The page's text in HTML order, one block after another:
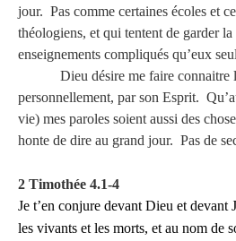
jour. Pas comme certaines écoles et
théologiens, et qui tentent de garder
enseignements compliqués qu’eux
Dieu désire me faire connaitre
personnellement, par son Esprit.
vie) mes paroles soient aussi des
honte de dire au grand jour. Pas de
2 Timothée 4.1-4
Je t’en conjure devant Dieu et devant
les vivants et les morts, et au nom de